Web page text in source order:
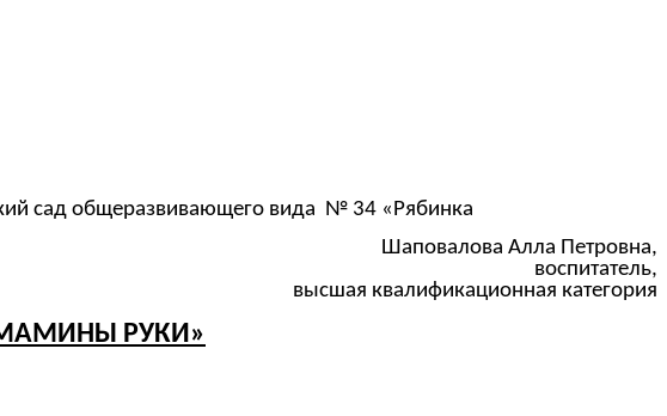
сад общеразвивающего вида № 34 «Рябинка
Шаповалова Алла Петровна,
воспитатель,
высшая квалификационная категория
РУКИ»